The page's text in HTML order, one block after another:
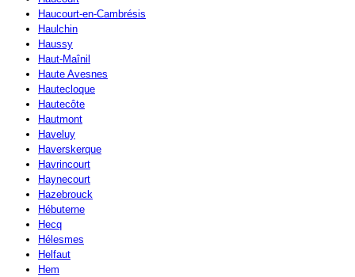
Haucourt-en-Cambrésis
Haulchin
Haussy
Haut-Maînil
Haute Avesnes
Hautecloque
Hautecôte
Hautmont
Haveluy
Haverskerque
Havrincourt
Haynecourt
Hazebrouck
Hébuterne
Hecq
Hélesmes
Helfaut
Hem